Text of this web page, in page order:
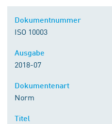
ISO 10003
2018-07
Norm